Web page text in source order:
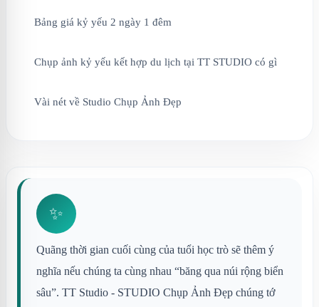
Bảng giá kỷ yếu 2 ngày 1 đêm
Chụp ảnh kỷ yếu kết hợp du lịch tại TT STUDIO có gì
Vài nét về Studio Chụp Ảnh Đẹp
✨
Quãng thời gian cuối cùng của tuổi học trò sẽ thêm ý
nghĩa nếu chúng ta cùng nhau “băng qua núi rộng biển
sâu”. TT Studio - STUDIO Chụp Ảnh Đẹp chúng tớ